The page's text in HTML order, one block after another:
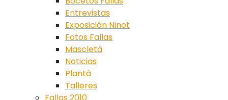
Entrevistas
Exposición Ninot
Fotos Fallas
Mascletá
Noticias
Plantà
Talleres